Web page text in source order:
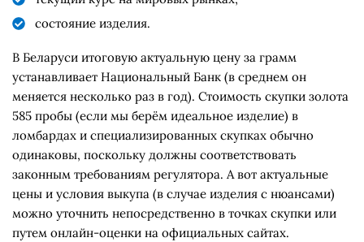
состояние изделия.
В Беларуси итоговую актуальную цену за грамм
устанавливает Национальный Банк (в среднем он
меняется несколько раз в год). Стоимость скупки золота
585 пробы (если мы берём идеальное изделие) в
ломбардах и специализированных скупках обычно
одинаковы, поскольку должны соответствовать
законным требованиям регулятора. А вот актуальные
цены и условия выкупа (в случае изделия с нюансами)
можно уточнить непосредственно в точках скупки или
путем онлайн-оценки на официальных сайтах.